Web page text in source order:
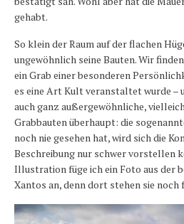
gehabt.
So klein der Raum auf der flachen
ungewöhnlich seine Bauten. Wir
ein Grab einer besonderen
es eine Art Kult veranstaltet wurde –
auch ganz außergewöhnliche,
Grabbauten überhaupt: die
noch nie gesehen hat, wird sich die
Beschreibung nur schwer vorstellen
Illustration füge ich ein Foto aus der
Xantos an, denn dort stehen sie